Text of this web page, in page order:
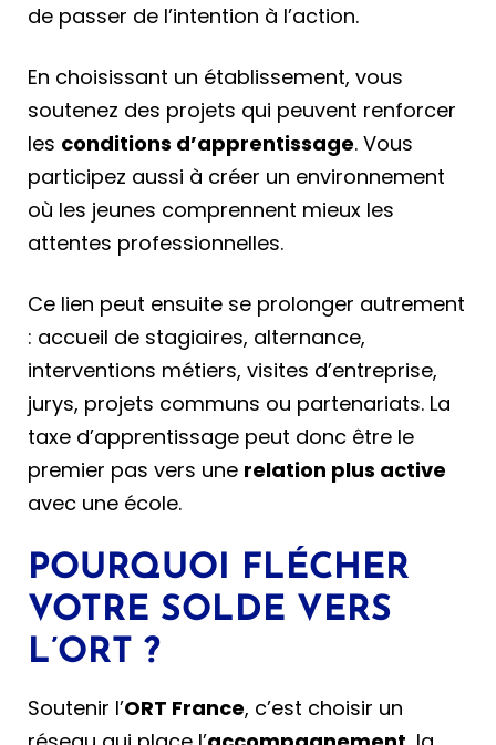
de passer de l’intention à l’action.
En choisissant un établissement, vous
soutenez des projets qui peuvent renforcer
les conditions d’apprentissage. Vous
participez aussi à créer un environnement
où les jeunes comprennent mieux les
attentes professionnelles.
Ce lien peut ensuite se prolonger autrement
: accueil de stagiaires, alternance,
interventions métiers, visites d’entreprise,
jurys, projets communs ou partenariats. La
taxe d’apprentissage peut donc être le
premier pas vers une relation plus active
avec une école.
POURQUOI FLÉCHER
VOTRE SOLDE VERS
L’ORT ?
Soutenir l’ORT France, c’est choisir un